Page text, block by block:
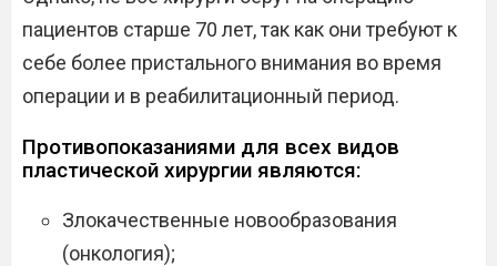
пациентов старше 70 лет, так как они требуют к
себе более пристального внимания во время
операции и в реабилитационный период.
Противопоказаниями для всех видов
пластической хирургии являются:
Злокачественные новообразования
(онкология);